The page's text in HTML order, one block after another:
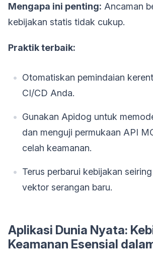
Mengapa ini penting: Ancaman
kebijakan statis tidak cukup.
Praktik terbaik:
Otomatiskan pemindaian
CI/CD Anda.
Gunakan Apidog untuk
dan menguji permukaan API
celah keamanan.
Terus perbarui kebijakan
vektor serangan baru.
Aplikasi Dunia Nyata:
Keamanan Esensial